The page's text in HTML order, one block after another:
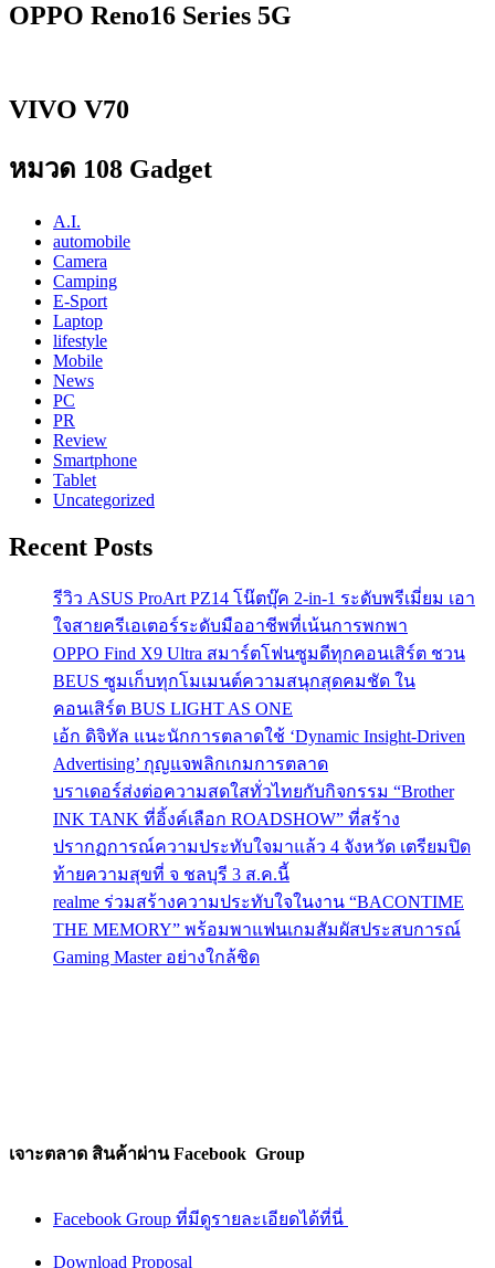
OPPO Reno16 Series 5G
VIVO V70
หมวด 108 Gadget
A.I.
automobile
Camera
Camping
E-Sport
Laptop
lifestyle
Mobile
News
PC
PR
Review
Smartphone
Tablet
Uncategorized
Recent Posts
รีวิว ASUS ProArt PZ14 โน๊ตบุ๊ค 2-in-1 ระดับพรีเมี่ยม เอา
ใจสายครีเอเตอร์ระดับมืออาชีพที่เน้นการพกพา
OPPO Find X9 Ultra สมาร์ตโฟนซูมดีทุกคอนเสิร์ต ชวน
BEUS ซูมเก็บทุกโมเมนต์ความสนุกสุดคมชัด ใน
คอนเสิร์ต BUS LIGHT AS ONE
เอ้ก ดิจิทัล แนะนักการตลาดใช้ ‘Dynamic Insight-Driven
Advertising’ กุญแจพลิกเกมการตลาด
บราเดอร์ส่งต่อความสดใสทั่วไทยกับกิจกรรม “Brother
INK TANK ที่อิ้งค์เลือก ROADSHOW” ที่สร้าง
ปรากฏการณ์ความประทับใจมาแล้ว 4 จังหวัด เตรียมปิด
ท้ายความสุขที่ จ ชลบุรี 3 ส.ค.นี้
realme ร่วมสร้างความประทับใจในงาน “BACONTIME
THE MEMORY” พร้อมพาแฟนเกมสัมผัสประสบการณ์
Gaming Master อย่างใกล้ชิด
เจาะตลาด สินค้าผ่าน Facebook Group
Facebook Group ที่มีดูรายละเอียดได้ที่นี่
Download Proposal